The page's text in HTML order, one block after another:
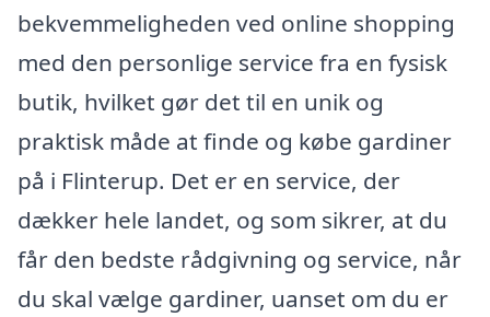
bekvemmeligheden ved online shopping
med den personlige service fra en fysisk
butik, hvilket gør det til en unik og
praktisk måde at finde og købe gardiner
på i Flinterup. Det er en service, der
dækker hele landet, og som sikrer, at du
får den bedste rådgivning og service, når
du skal vælge gardiner, uanset om du er